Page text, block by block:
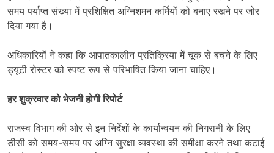
समय पर्याप्त संख्या में प्रशिक्षित अग्निशमन कर्मियों को बनाए रखने पर जोर
दिया गया है।
अधिकारियों ने कहा कि आपातकालीन प्रतिक्रिया में चूक से बचने के लिए
ड्यूटी रोस्टर को स्पष्ट रूप से परिभाषित किया जाना चाहिए।
हर शुक्रवार को भेजनी होगी रिपोर्ट
राजस्व विभाग की ओर से इन निर्देशों के कार्यान्वयन की निगरानी के लिए
डीसी को समय-समय पर अग्नि सुरक्षा व्यवस्था की समीक्षा करने तथा कटाई